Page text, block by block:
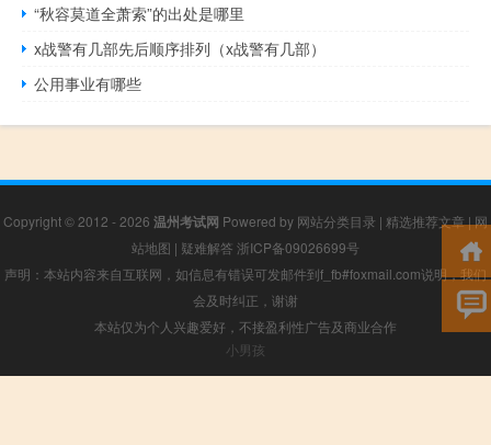
“秋容莫道全萧索”的出处是哪里
x战警有几部先后顺序排列（x战警有几部）
公用事业有哪些
Copyright © 2012 - 2026 温州考试网 Powered by 网站分类目录 | 精选推荐文章|网
站地图 | 疑难解答 浙ICP备09026699号
声明：本站内容来自互联网，如信息有错误可发邮件到f_fb#foxmail.com说明，我们
会及时纠正，谢谢
本站仅为个人兴趣爱好，不接盈利性广告及商业合作
小男孩